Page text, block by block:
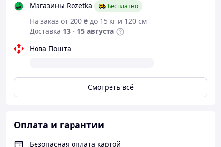
другие косметические средства на
кожу перед наклеиванием.
После использования промойте
этикетки теплой водой с мягким
пленку назад.
Характеристики:
наклейки)
Цвет бежевый
Магазины Rozetka
Бесплатно
На заказ от 200 ₴ до 15 кг и 120 см
Доставка 13 - 15 августа
Нова Пошта
Смотреть всё
Оплата и гарантии
Безопасная оплата картой